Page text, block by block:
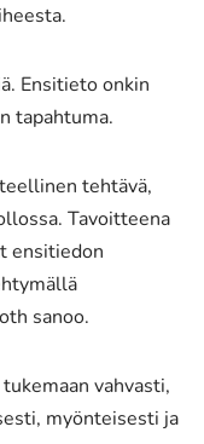
Ensitieto onkin
tapahtuma.
tehtävä,
Tavoitteena
ensitiedon
sanoo.
vahvasti,
myönteisesti ja